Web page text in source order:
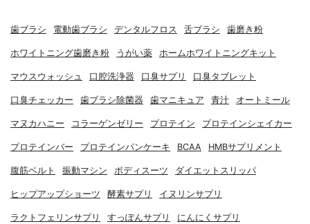
歯ブラシ 電動歯ブラシ デンタルフロス 舌ブラシ 歯磨き粉
ホワイトニング歯磨き粉 うがい薬 ホームホワイトニングキット
マウスウォッシュ 口腔洗浄器 口臭サプリ 口臭タブレット
口臭チェッカー 歯ブラシ除菌器 歯マニキュア 青汁 オートミール
マヌカハニー コラーゲンゼリー プロテイン プロテインシェイカー
プロテインバー プロテインパンケーキ BCAA HMBサプリメント
腹筋ベルト 振動マシン ボディスーツ ダイエットスリッパ
ヒップアップショーツ 酵素サプリ イヌリンサプリ
ラクトフェリンサプリ すっぽんサプリ にんにくサプリ